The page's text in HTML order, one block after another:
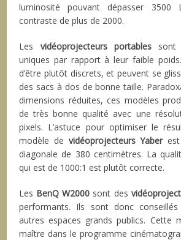
luminosité pouvant dépasser 3500
contraste de plus de 2000.
Les vidéoprojecteurs portablessont
uniques par rapport à leur faible
d’être plutôt discrets, et peuvent se
des sacs à dos de bonne taille.
dimensions réduites, ces modèles
de très bonne qualité avec une
pixels. L’astuce pour optimiser le
modèle de vidéoprojecteurs Yaber
diagonale de 380 centimètres. La
qui est de 1000:1 est plutôt correcte.
Les BenQ W2000 sont des
performants. Ils sont donc
autres espaces grands publics. Cette
maître dans le programme